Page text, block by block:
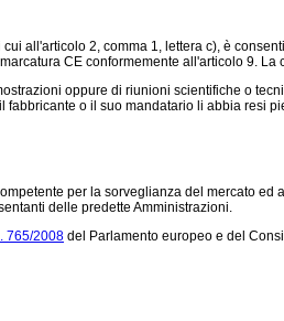
all'articolo 2, comma 1, lettera c), è
CE conformemente all'articolo 9.
oppure di riunioni scientifiche o
o il suo mandatario li abbia resi
per la sorveglianza del mercato
delle predette Amministrazioni.
765/2008 del Parlamento europeo e del